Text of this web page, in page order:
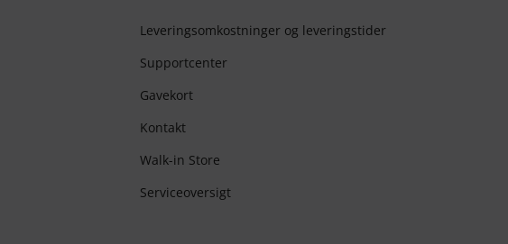
Leveringsomkostninger og leveringstider
Supportcenter
Gavekort
Kontakt
Walk-in Store
Serviceoversigt